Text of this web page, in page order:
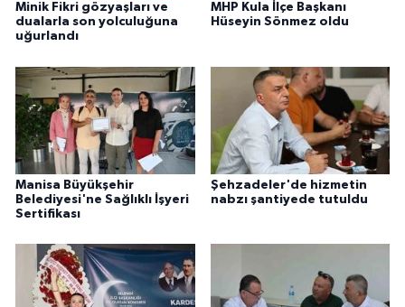
Minik Fikri gözyaşları ve
dualarla son yolculuğuna
uğurlandı
MHP Kula İlçe Başkanı
Hüseyin Sönmez oldu
Manisa Büyükşehir
Belediyesi'ne Sağlıklı İşyeri
Sertifikası
Şehzadeler'de hizmetin
nabzı şantiyede tutuldu